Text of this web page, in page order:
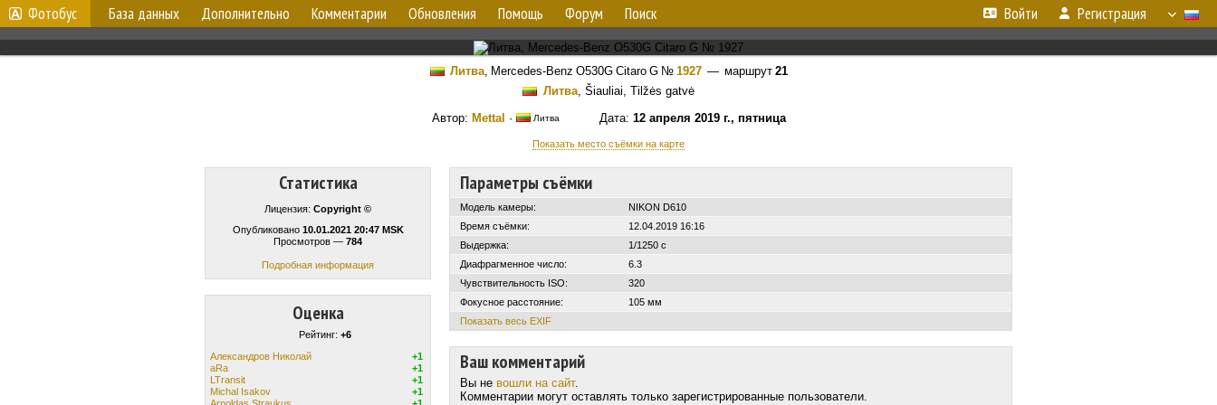
Фотобус База данных Дополнительно Комментарии Обновления Помощь Форум Поиск Войти Регистрация
Литва, Mercedes-Benz O530G Citaro G№ 1927 — маршрут 21
Литва, Šiauliai, Tilžės gatvė
Автор: Mettal · ЛитваДата: 12 апреля 2019 г., пятница
Показать место съёмки на карте
Статистика
Лицензия: Copyright ©
Опубликовано 10.01.2021 20:47 MSK
Просмотров — 784
Подробная информация
Оценка
Рейтинг: +6
Александров Николай
+1
aRa
+1
LTransit
+1
Michal Isakov
+1
Arnoldas Straukus
+1
Параметры съёмки
Модель камеры:
NIKON D610
Время съёмки:
12.04.2019 16:16
Выдержка:
1/1250 с
Диафрагменное число:
6.3
Чувствительность ISO:
320
Фокусное расстояние:
105 мм
Показать весь EXIF
Ваш комментарий
Вы не вошли на сайт.
Комментарии могут оставлять только зарегистрированные пользователи.